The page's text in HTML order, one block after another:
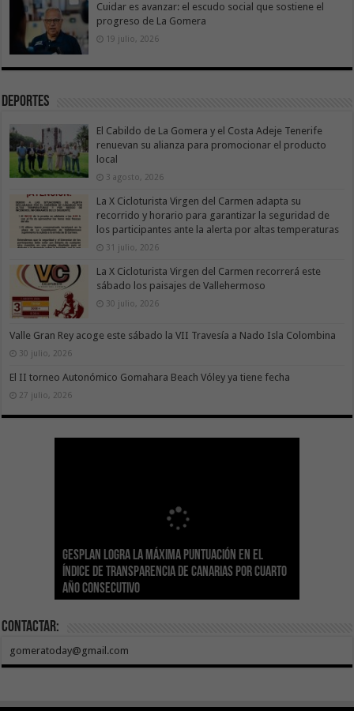
Cuidar es avanzar: el escudo social que sostiene el
progreso de La Gomera
19 julio, 2026
Deportes
El Cabildo de La Gomera y el Costa Adeje Tenerife
renuevan su alianza para promocionar el producto
local
3 agosto, 2026
La X Cicloturista Virgen del Carmen adapta su
recorrido y horario para garantizar la seguridad de
los participantes ante la alerta por altas temperaturas
31 julio, 2026
La X Cicloturista Virgen del Carmen recorrerá este
sábado los paisajes de Vallehermoso
30 julio, 2026
Valle Gran Rey acoge este sábado la VII Travesía a Nado Isla Colombina
30 julio, 2026
El II torneo Autonómico Gomahara Beach Vóley ya tiene fecha
27 julio, 2026
Gesplan logra la máxima puntuación en el
Índice de Transparencia de Canarias por cuarto
año consecutivo
El Gobierno canario concede ayudas del
POSEICAN-Pesca al sector por valor de 7,09 M€
tras aumentar las cuantías
Transición Ecológica coordina con Ashotel su
adhesión a la Red de Refugios Climáticos de
Canarias
Visocan incorpora 170 pisos a su parque de
vivienda protegida en régimen de alquiler
asequible de Tenerife
Sanidad refuerza la capacidad diagnóstica de
los centros de salud con el impulso de la
ecografía clínica
El Gobierno de Canarias convoca el Concurso de
Sal Marina Agrocanarias 2026
Contactar:
gomeratoday@gmail.com